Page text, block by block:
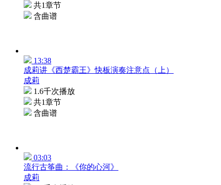
共1章节
含曲谱
13:38
成莉讲《西楚霸王》快板演奏注意点（上）
成莉
1.6千次播放
共1章节
含曲谱
03:03
流行古筝曲：《你的心河》
成莉